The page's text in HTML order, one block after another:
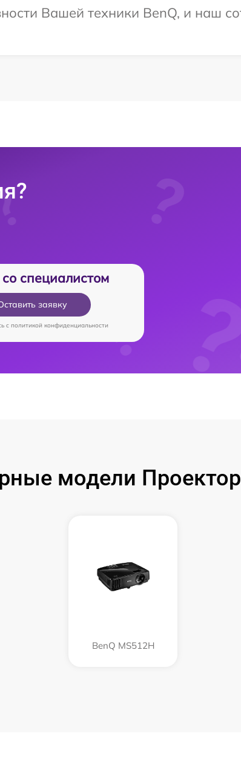
Вашей техники BenQ, и наш
специалистом
заявку
c политикой конфиденциальности
модели
BenQ MS512H